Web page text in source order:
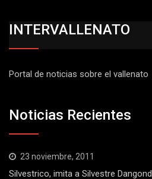
INTERVALLENATO
Portal de noticias sobre el vallenato
Noticias Recientes
23 noviembre, 2011
Silvestrico, imita a Silvestre Dangond